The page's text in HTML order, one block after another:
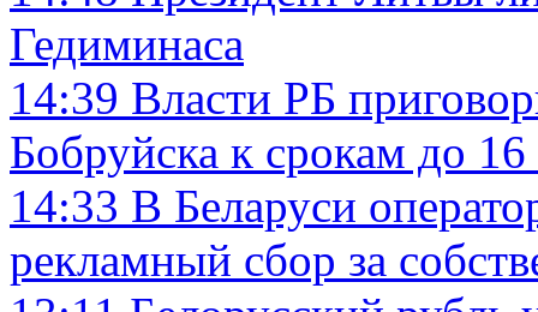
Гедиминаса
14:39 Власти РБ
Бобруйска к срокам до
14:33 В Беларуси
рекламный сбор за